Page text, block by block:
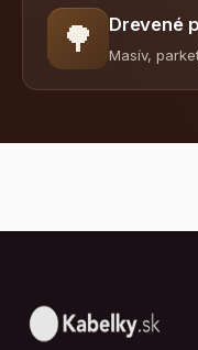
🌳 Drevené
Masív,